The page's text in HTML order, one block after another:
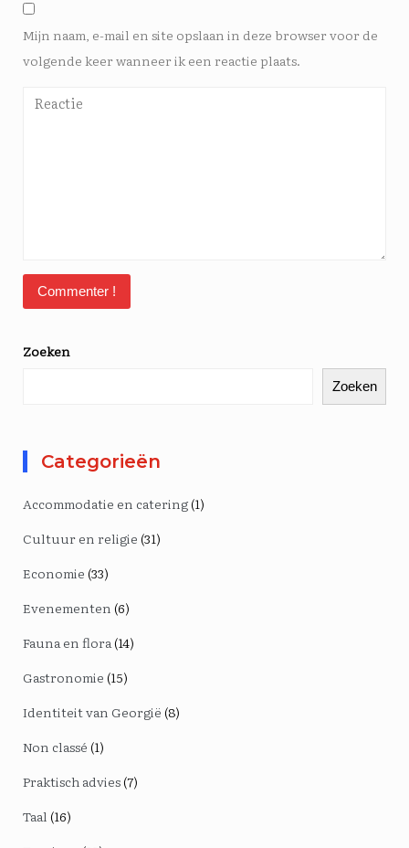
Mijn naam, e-mail en site opslaan in deze browser voor de
volgende keer wanneer ik een reactie plaats.
Zoeken
Zoeken
Categorieën
Accommodatie en catering(1)
Cultuur en religie (31)
Economie (33)
Evenementen (6)
Fauna en flora(14)
Gastronomie (15)
Identiteit van Georgië (8)
Non classé (1)
Praktisch advies(7)
Taal (16)